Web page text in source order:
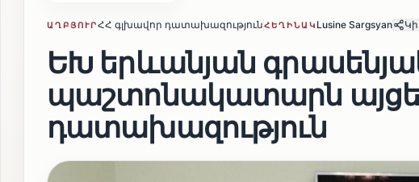
ԱՂԲՅՈՒՐՀՀ գլխավոր դատախազությունՀԵՂԻՆԱԿ Lusine Sargsyan
ԵԽ երևանյան
պաշտոնակատարն
դատախազություն